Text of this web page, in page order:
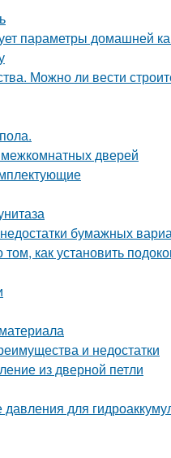
параметры домашней
Можно ли вести
дверей
бумажных
как установить
и недостатки
из дверной петли
для